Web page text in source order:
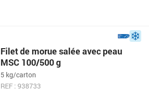
Filet de morue salée avec peau
MSC 100/500 g
5 kg/carton
REF : 938733